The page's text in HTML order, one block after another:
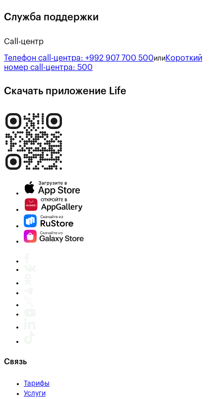
Служба поддержки
Call-центр
Телефон call-центра: +992 907 700 500или Короткий
номер call-центра: 500
Скачать приложение Life
Связь
Тарифы
Услуги